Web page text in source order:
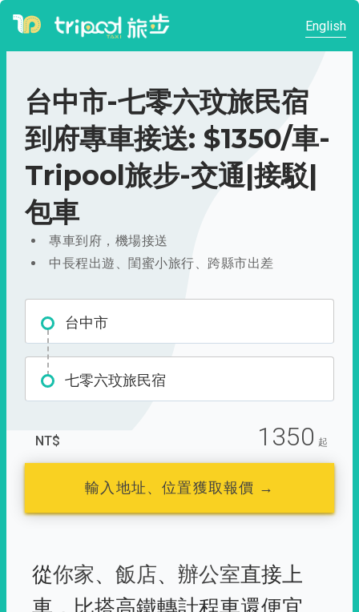
English
台中市-七零六玟旅民宿
到府專車接送: $1350/車-
Tripool旅步-交通|接駁|
包車
專車到府，機場接送
中長程出遊、閨蜜小旅行、跨縣市出差
台中市
七零六玟旅民宿
NT$ 1350 起
輸入地址、位置獲取報價 →
從你家、 飯店、 辦公室直接上